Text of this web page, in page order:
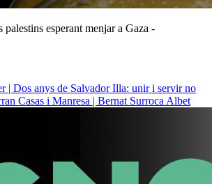
palestins esperant menjar a Gaza -
| Dos anys de Salvador Illa: unir i servir no
Casas i Manresa | Bernat Surroca Albet